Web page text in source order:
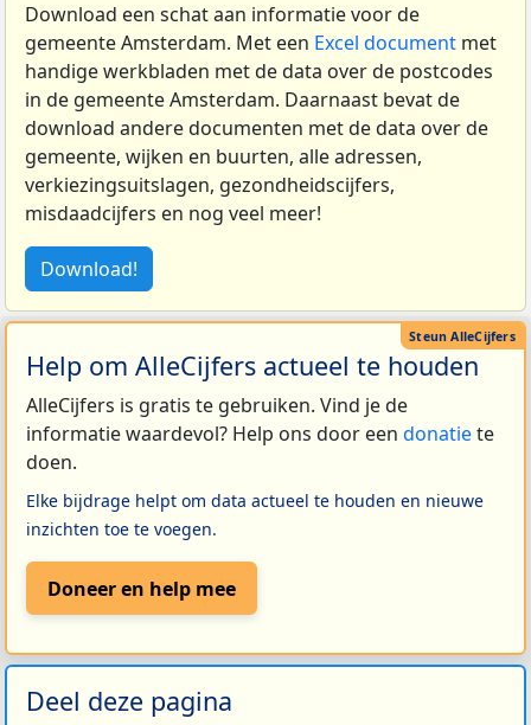
Download een schat aan informatie voor de
gemeente Amsterdam. Met een Excel document met
handige werkbladen met de data over de postcodes
in de gemeente Amsterdam. Daarnaast bevat de
download andere documenten met de data over de
gemeente, wijken en buurten, alle adressen,
verkiezingsuitslagen, gezondheidscijfers,
misdaadcijfers en nog veel meer!
Download!
Help om AlleCijfers actueel te houden
AlleCijfers is gratis te gebruiken. Vind je de
informatie waardevol? Help ons door een donatiete
doen.
Elke bijdrage helpt om data actueel te houden en nieuwe
inzichten toe te voegen.
Doneer en help mee
Deel deze pagina